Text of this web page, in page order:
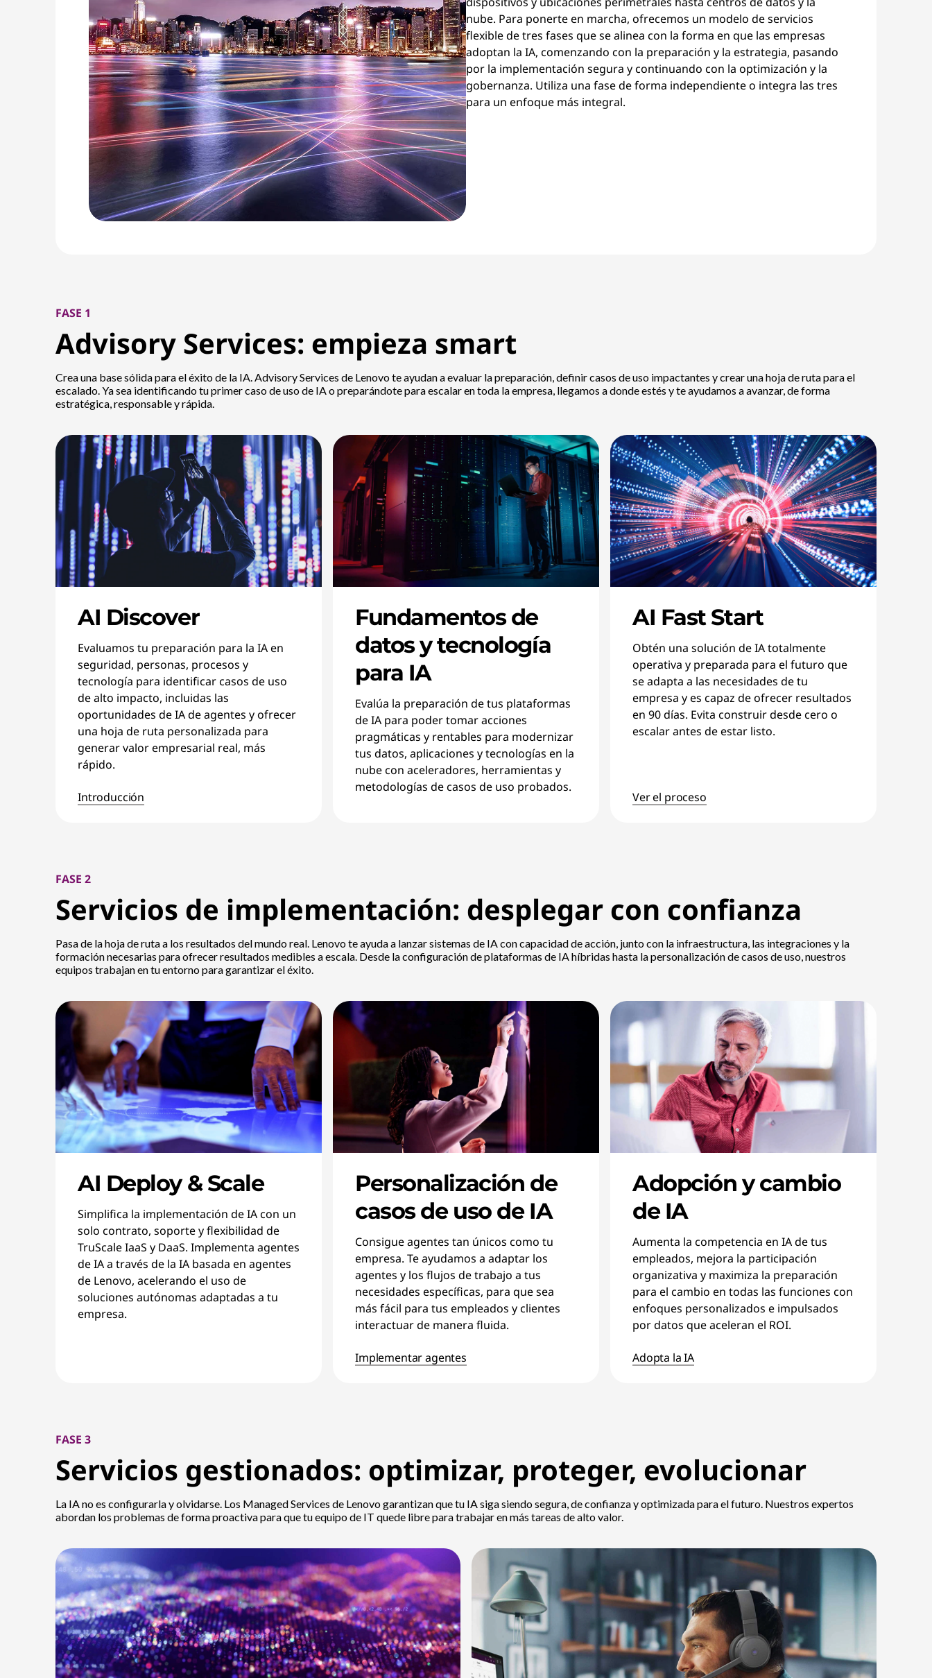
nube. Para ponerte en marcha, ofrecemos un modelo de servicios
flexible de tres fases que se alinea con la forma en que las empresas
adoptan la IA, comenzando con la preparación y la estrategia, pasando
por la implementación segura y continuando con la optimización y la
gobernanza. Utiliza una fase de forma independiente o integra las tres
para un enfoque más integral.
FASE 1
Advisory Services: empieza smart
Crea una base sólida para el éxito de la IA. Advisory Services de Lenovo te ayudan a evaluar la preparación, definir casos de uso impactantes y crear una hoja de ruta para el
escalado. Ya sea identificando tu primer caso de uso de IA o preparándote para escalar en toda la empresa, llegamos a donde estés y te ayudamos a avanzar, de forma
estratégica, responsable y rápida.
AI Discover
Evaluamos tu preparación para la IA en
seguridad, personas, procesos y
tecnología para identificar casos de uso
de alto impacto, incluidas las
oportunidades de IA de agentes y ofrecer
una hoja de ruta personalizada para
generar valor empresarial real, más
rápido.
Introducción
Fundamentos de
datos y tecnología
para IA
Evalúa la preparación de tus plataformas
de IA para poder tomar acciones
pragmáticas y rentables para modernizar
tus datos, aplicaciones y tecnologías en la
nube con aceleradores, herramientas y
metodologías de casos de uso probados.
AI Fast Start
Obtén una solución de IA totalmente
operativa y preparada para el futuro que
se adapta a las necesidades de tu
empresa y es capaz de ofrecer resultados
en 90 días. Evita construir desde cero o
escalar antes de estar listo.
Ver el proceso
FASE 2
Servicios de implementación: desplegar con confianza
Pasa de la hoja de ruta a los resultados del mundo real. Lenovo te ayuda a lanzar sistemas de IA con capacidad de acción, junto con la infraestructura, las integraciones y la
formación necesarias para ofrecer resultados medibles a escala. Desde la configuración de plataformas de IA híbridas hasta la personalización de casos de uso, nuestros
equipos trabajan en tu entorno para garantizar el éxito.
AI Deploy & Scale
Simplifica la implementación de IA con un
solo contrato, soporte y flexibilidad de
TruScale IaaS y DaaS. Implementa agentes
de IA a través de la IA basada en agentes
de Lenovo, acelerando el uso de
soluciones autónomas adaptadas a tu
empresa.
Personalización de
casos de uso de IA
Consigue agentes tan únicos como tu
empresa. Te ayudamos a adaptar los
agentes y los flujos de trabajo a tus
necesidades específicas, para que sea
más fácil para tus empleados y clientes
interactuar de manera fluida.
Implementar agentes
Adopción y cambio
de IA
Aumenta la competencia en IA de tus
empleados, mejora la participación
organizativa y maximiza la preparación
para el cambio en todas las funciones con
enfoques personalizados e impulsados
por datos que aceleran el ROI.
Adopta la IA
FASE 3
Servicios gestionados: optimizar, proteger, evolucionar
La IA no es configurarla y olvidarse. Los Managed Services de Lenovo garantizan que tu IA siga siendo segura, de confianza y optimizada para el futuro. Nuestros expertos
abordan los problemas de forma proactiva para que tu equipo de IT quede libre para trabajar en más tareas de alto valor.